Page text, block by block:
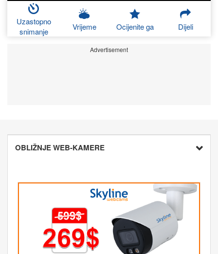
Uzastopno
snimanje
Vrijeme Ocijenite ga Dijeli
Advertisement
OBLIŽNJE WEB-KAMERE